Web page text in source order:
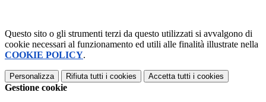
Questo sito o gli strumenti terzi da questo utilizzati si avvalgono di
cookie necessari al funzionamento ed utili alle finalità illustrate nella
COOKIE POLICY.
Personalizza Rifiuta tutti i cookies Accetta tutti i cookies
Gestione cookie